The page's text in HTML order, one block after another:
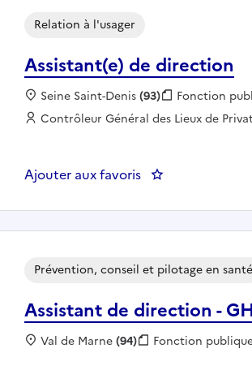
Assistant(e) de direction
Relation à l'usager
Localisation :
Seine Saint-Denis(93) Fonction
Fonction
Employeur :
Contrôleur Général des Lieux de
Ajouter aux favoris : Assistant(e) de
Assistant de direction -
Prévention, conseil et pilotage en santé
Localisation :
Val de Marne(94) Fonction
Fonction